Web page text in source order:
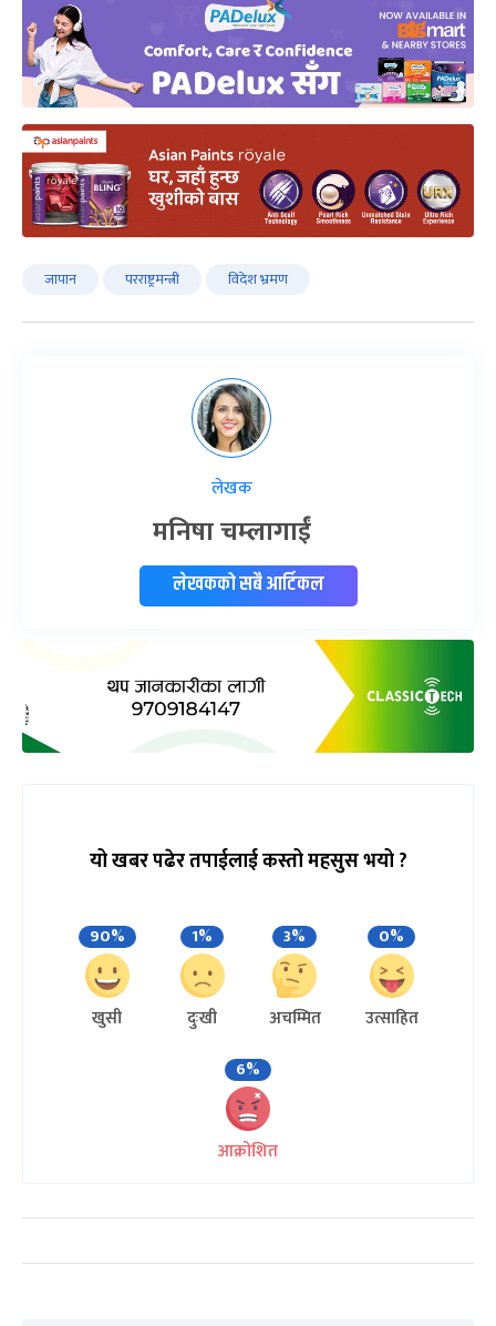
जापान परराष्ट्रमन्त्री विदेश भ्रमण
लेखक
मनिषा चम्लागाईं
लेखकको सबै आर्टिकल
यो खबर पढेर तपाईलाई कस्तो महसुस भयो ?
90%
खुसी
1%
दुःखी
3%
अचम्मित
0%
उत्साहित
6%
आक्रोशित